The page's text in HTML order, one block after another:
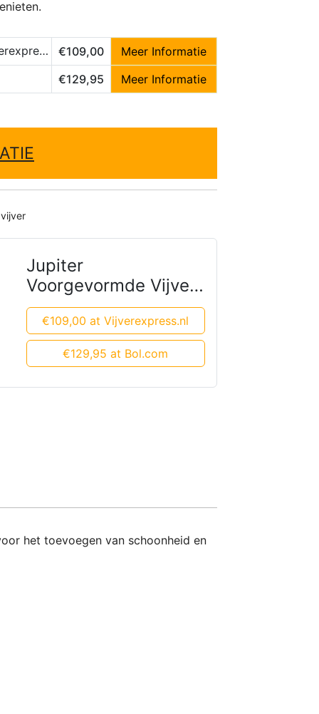
€109,00
Meer Informatie
€129,95 Meer Informatie
Jupiter
Voorgevormde Vijver
voor Tuin
€109,00 at Vijverexpress.nl
€129,95 at Bol.com
het toevoegen van schoonheid en